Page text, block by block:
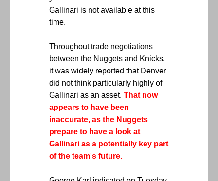
Gallinari is not available at this
time.
Throughout trade negotiations
between the Nuggets and Knicks,
it was widely reported that Denver
did not think particularly highly of
Gallinari as an asset. That now
appears to have been
inaccurate, as the Nuggets
prepare to have a look at
Gallinari as a potentially key part
of the team's future.